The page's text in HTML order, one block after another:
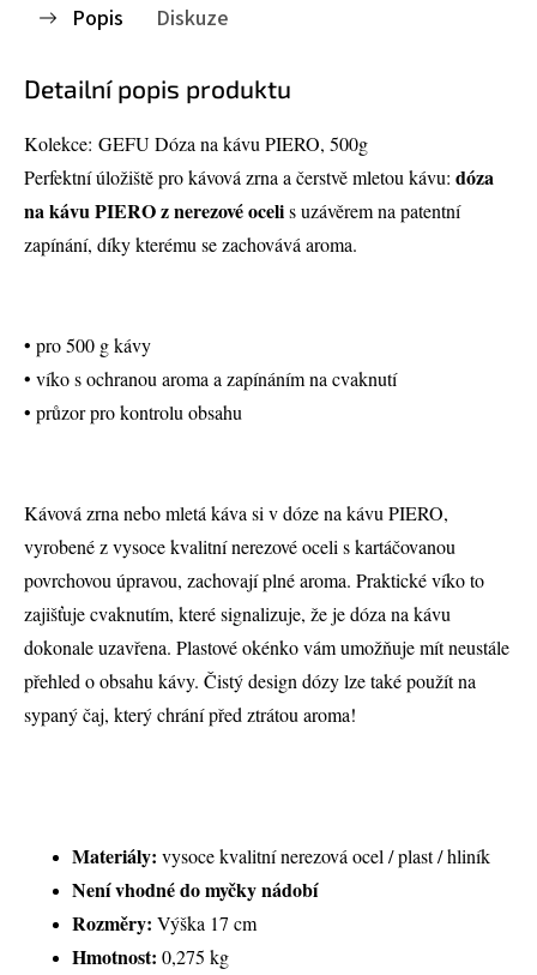
Popis Diskuze
Detailní popis produktu
Kolekce: GEFU Dóza na kávu PIERO, 500g
Perfektní úložiště pro kávová zrna a čerstvě mletou kávu: dóza
na kávu PIERO z nerezové ocelis uzávěrem na patentní
zapínání, díky kterému se zachovává aroma.
• pro 500 g kávy
• víko s ochranou aroma a zapínáním na cvaknutí
• průzor pro kontrolu obsahu
Kávová zrna nebo mletá káva si v dóze na kávu PIERO,
vyrobené z vysoce kvalitní nerezové oceli s kartáčovanou
povrchovou úpravou, zachovají plné aroma. Praktické víko to
zajišťuje cvaknutím, které signalizuje, že je dóza na kávu
dokonale uzavřena. Plastové okénko vám umožňuje mít neustále
přehled o obsahu kávy. Čistý design dózy lze také použít na
sypaný čaj, který chrání před ztrátou aroma!
Materiály: vysoce kvalitní nerezová ocel / plast / hliník
Není vhodné do myčky nádobí
Rozměry: Výška 17 cm
Hmotnost: 0,275 kg